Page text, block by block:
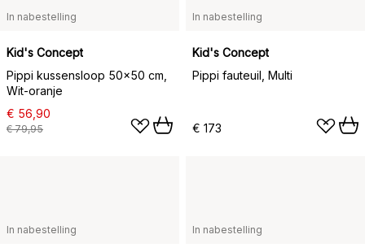
In nabestelling
Kid's Concept
Pippi kussensloop 50x50 cm,
Wit-oranje
€ 56,90
€ 79,95
In nabestelling
Kid's Concept
Pippi fauteuil, Multi
€ 173
In nabestelling In nabestelling